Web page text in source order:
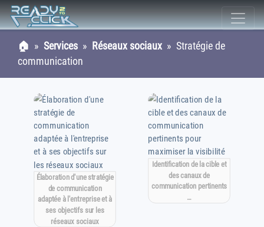
🏠 » Services » Réseaux sociaux » Stratégie de
communication
Élaboration d'une stratégie
de communication
adaptée à l'entreprise et à
ses objectifs sur les
réseaux sociaux
Identification de la cible et
des canaux de
communication pertinents
…